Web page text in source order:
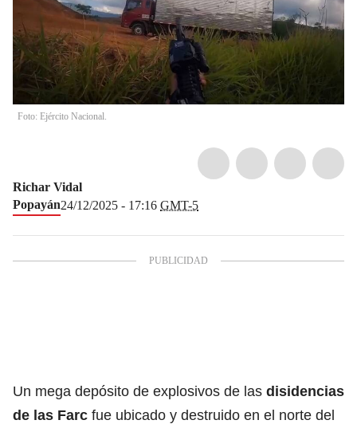
Foto: Ejército Nacional.
Richar Vidal
Popayán24/12/2025 - 17:16 GMT-5
Un mega depósito de explosivos de las disidencias
de las Farc fue ubicado y destruido en el norte del